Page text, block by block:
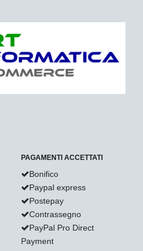
PAGAMENTI ACCETTATI
Bonifico
Paypal express
Postepay
Contrassegno
PayPal Pro Direct
Payment